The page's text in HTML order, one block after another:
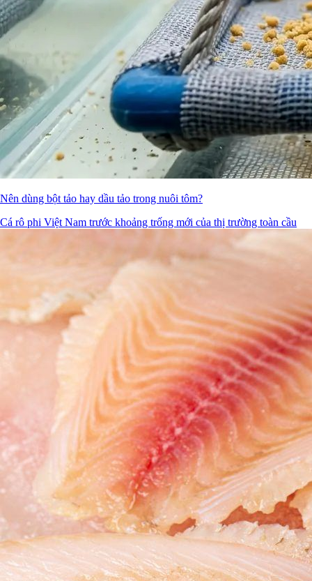
Nên dùng bột tảo hay dầu tảo trong nuôi tôm?
Cá rô phi Việt Nam trước khoảng trống mới của thị trường toàn cầu